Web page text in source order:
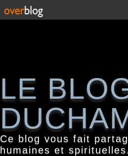
LE
Ce blog vous fait
humaines et spirituelles.